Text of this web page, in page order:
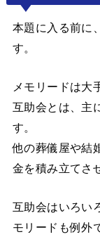
本題に入る前に
す。
メモリードは大
互助会とは、主
す。
他の葬儀屋や結
金を積み立てさ
互助会はいろい
モリードも例外